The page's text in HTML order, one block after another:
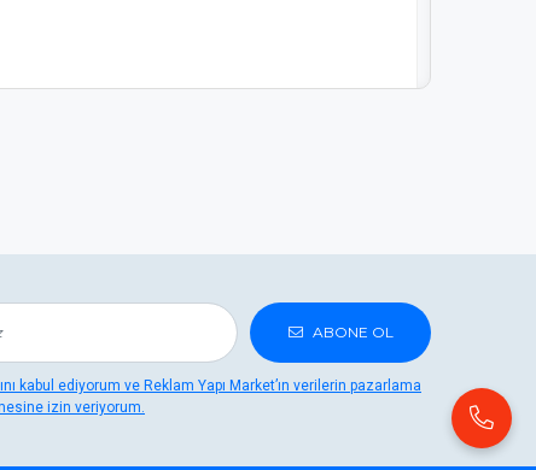
İşte en yaygın kullanım alanları:
ABONE OL
kabul ediyorum ve Reklam Yapı Market’ın verilerin pazarlama
izin veriyorum.